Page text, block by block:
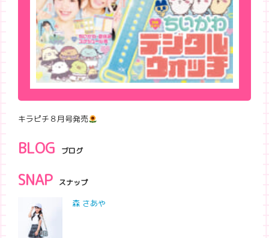
キラピチ８月号発売
BLOG ブログ
SNAP スナップ
森 さあや